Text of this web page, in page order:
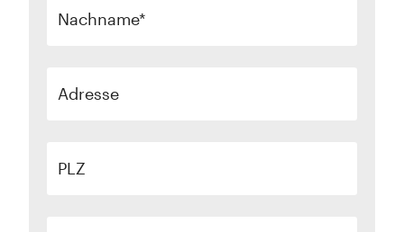
Nachname
Adresse
PLZ